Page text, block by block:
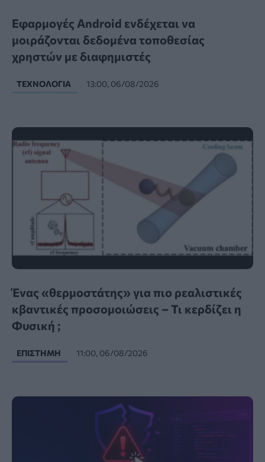
Εφαρμογές Android ενδέχεται να
μοιράζονται δεδομένα τοποθεσίας
χρηστών με διαφημιστές
ΤΕΧΝΟΛΟΓΊΑ 13:00, 06/08/2026
Ένας «θερμοστάτης» για πιο ρεαλιστικές
κβαντικές προσομοιώσεις – Τι κερδίζει η
Φυσική ;
ΕΠΙΣΤΉΜΗ 11:00, 06/08/2026